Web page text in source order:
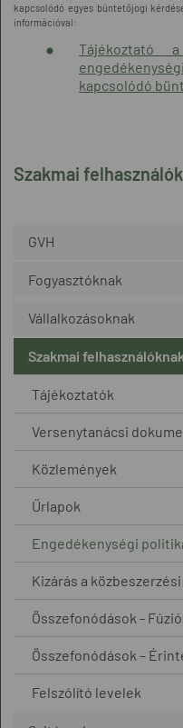
Szakmai
GVH
Fogyasztóknak
Vállalkozásoknak
Szakmai
Tájékoztatók
Versenytanácsi
Közlemények
Űrlapok
Engedékenységi
Kizárás a
Összefonódások -
Összefonódások –
Felszólító levelek
kapcsolódó egyes büntetőjogi
információval:
Tájékoztató
kapcsolódó